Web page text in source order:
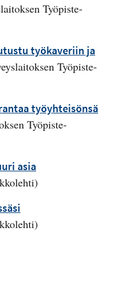
Työpiste-
työkaveriin ja
Työpiste-
työyhteisönsä
Työpiste-
asia